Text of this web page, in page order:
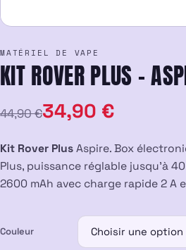
MATÉRIEL DE VAPE
KIT ROVER PLUS –
44,90€
Le
prix
initial
44,90 €.
34,90 €
Le
prix
actuel
34,90 €.
Kit Rover Plus Aspire. Box
Plus, puissance réglable jusqu’à
2600 mAh avec charge rapide 2 A
Couleur